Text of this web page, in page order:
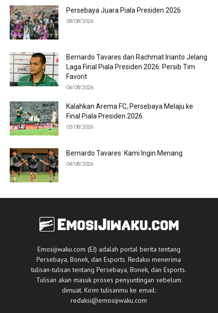
Persebaya Juara Piala Presiden 2026
08/08/2026
Bernardo Tavares dan Rachmat Irianto Jelang
Laga Final Piala Presiden 2026: Persib Tim
Favorit
06/08/2026
Kalahkan Arema FC, Persebaya Melaju ke
Final Piala Presiden 2026
05/08/2026
Bernardo Tavares: Kami Ingin Menang
04/08/2026
Emosijiwaku.com (EJ) adalah portal berita tentang
Persebaya, Bonek, dan Esports. Redaksi menerima
tulisan-tulisan tentang Persebaya, Bonek, dan Esports.
Tulisan akan masuk proses penyuntingan sebelum
dimuat. Kirim tulisanmu ke email:
redaksi@emosijiwaku.com